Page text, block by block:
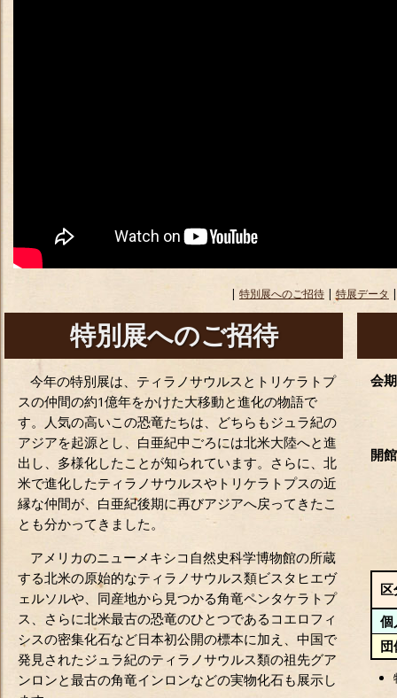
| 特別展へのご招待| 特展データ
特別展へのご招待
今年の特別展は、ティラノサウルスとトリケラトプ
スの仲間の約1億年をかけた大移動と進化の物語で
す。人気の高いこの恐竜たちは、どちらもジュラ紀の
アジアを起源とし、白亜紀中ごろには北米大陸へと進
出し、多様化したことが知られています。さらに、北
米で進化したティラノサウルスやトリケラトプスの近
縁な仲間が、白亜紀後期に再びアジアへ戻ってきたこ
とも分かってきました。
アメリカのニューメキシコ自然史科学博物館の所蔵
する北米の原始的なティラノサウルス類ビスタヒエヴ
ェルソルや、同産地から見つかる角竜ペンタケラトプ
ス、さらに北米最古の恐竜のひとつであるコエロフィ
シスの密集化石など日本初公開の標本に加え、中国で
発見されたジュラ紀のティラノサウルス類の祖先グア
ンロンと最古の角竜インロンなどの実物化石も展示し
会期
開
区
個
団